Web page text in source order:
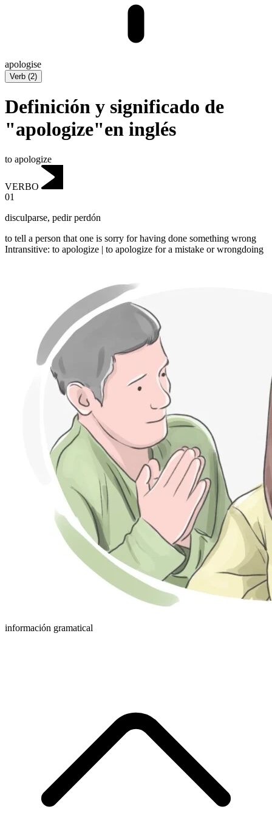
apologise
Verb (2)
Definición y significado de
"apologize"en inglés
to apologize
VERBO
01
disculparse, pedir perdón
to tell a person that one is sorry for having done something wrong
Intransitive: to apologize | to apologize for a mistake or wrongdoing
información gramatical